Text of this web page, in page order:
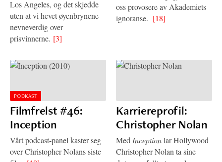
Los Angeles, og det skjedde
uten at vi hevet øyenbrynene
nevneverdig over
prisvinnerne. [3]
oss provosere av Akademiets
ignoranse. [18]
PODKAST
Filmfrelst #46:
Inception
Vårt podcast-panel kaster seg
over Christopher Nolans siste
Karriereprofil:
Christopher Nolan
MedInceptionlar Hollywood
Christopher Nolan ta sine